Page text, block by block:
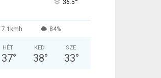
36.5°
7.1kmh 84%
HÉT
37°
KED
38°
SZE
33°